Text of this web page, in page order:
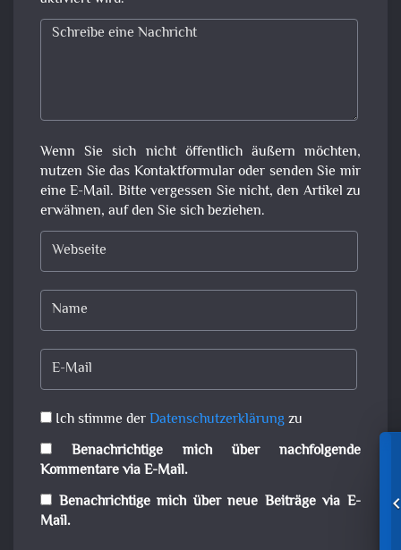
Wenn Sie sich nicht öffentlich äußern möchten,
nutzen Sie das Kontaktformular oder senden Sie mir
eine E-Mail. Bitte vergessen Sie nicht, den Artikel zu
erwähnen, auf den Sie sich beziehen.
Ich stimme derDatenschutzerklärungzu
Benachrichtige mich über nachfolgende
Kommentare via E-Mail.
Benachrichtige mich über neue Beiträge via E-
Mail.